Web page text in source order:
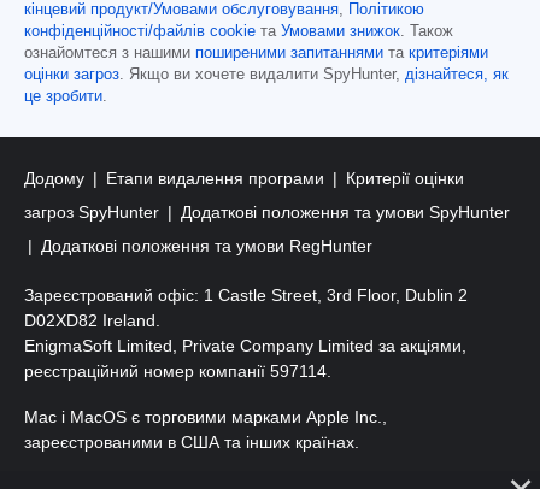
кінцевий продукт/Умовами обслуговування,
Політикою
конфіденційності/файлів cookie та Умовами знижок. Також
ознайомтеся з нашими поширеними запитаннями та критеріями
оцінки загроз. Якщо ви хочете видалити SpyHunter, дізнайтеся, як
це зробити.
Додому Етапи видалення програми
Критерії оцінки
загроз SpyHunter
Додаткові положення та умови SpyHunter
Додаткові положення та умови RegHunter
Зареєстрований офіс: 1 Castle Street, 3rd Floor, Dublin 2
D02XD82 Ireland.
EnigmaSoft Limited, Private Company Limited за акціями,
реєстраційний номер компанії 597114.
Mac і MacOS є торговими марками Apple Inc.,
зареєстрованими в США та інших країнах.